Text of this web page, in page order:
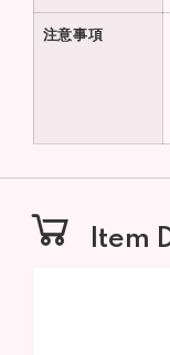
注意事項
Item